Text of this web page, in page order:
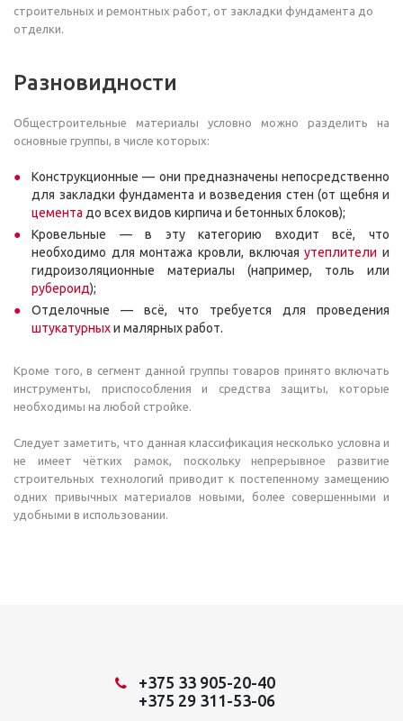
строительных и ремонтных работ, от закладки фундамента до
отделки.
Разновидности
Общестроительные материалы условно можно разделить на
основные группы, в числе которых:
Конструкционные — они предназначены непосредственно
для закладки фундамента и возведения стен (от щебня и
цемента до всех видов кирпича и бетонных блоков);
Кровельные — в эту категорию входит всё, что
необходимо для монтажа кровли, включаяутеплители и
гидроизоляционные материалы (например, толь или
рубероид);
Отделочные — всё, что требуется для проведения
штукатурныхи малярных работ.
Кроме того, в сегмент данной группы товаров принято включать
инструменты, приспособления и средства защиты, которые
необходимы на любой стройке.
Следует заметить, что данная классификация несколько условна и
не имеет чётких рамок, поскольку непрерывное развитие
строительных технологий приводит к постепенному замещению
одних привычных материалов новыми, более совершенными и
удобными в использовании.
+375 33 905-20-40
+375 29 311-53-06